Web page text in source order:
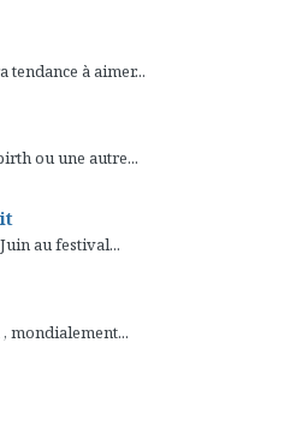
tendance à aimer...
ou une autre...
au festival...
mondialement...